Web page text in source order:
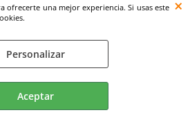
ofrecerte una mejor experiencia. Si usas este
Personalizar
Aceptar